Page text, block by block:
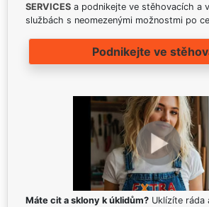
SERVICES a podnikejte ve stěhovacích a
službách s neomezenými možnostmi po
Podnikejte ve
Máte cit a sklony k úklidům? Uklízíte ráda